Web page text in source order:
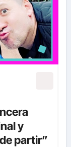
y
partir”